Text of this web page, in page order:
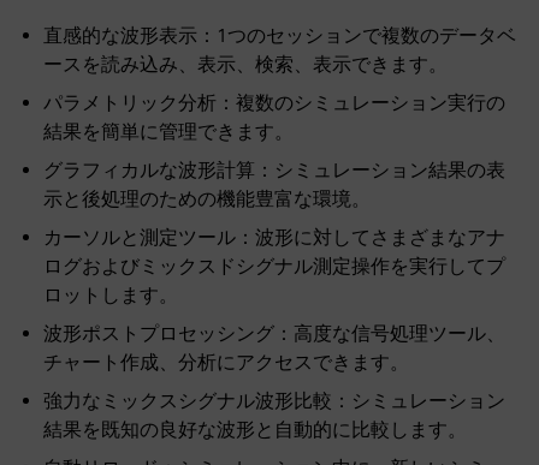
直感的な波形表示：1つのセッションで複数のデータベ
ースを読み込み、表示、検索、表示できます。
パラメトリック分析：複数のシミュレーション実行の
結果を簡単に管理できます。
グラフィカルな波形計算：シミュレーション結果の表
示と後処理のための機能豊富な環境。
カーソルと測定ツール：波形に対してさまざまなアナ
ログおよびミックスドシグナル測定操作を実行してプ
ロットします。
波形ポストプロセッシング：高度な信号処理ツール、
チャート作成、分析にアクセスできます。
強力なミックスシグナル波形比較：シミュレーション
結果を既知の良好な波形と自動的に比較します。